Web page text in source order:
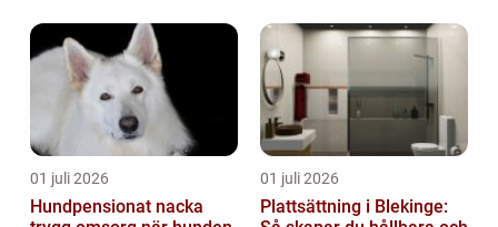
01 juli 2026
Hundpensionat nacka
01 juli 2026
Plattsättning i Blekinge: